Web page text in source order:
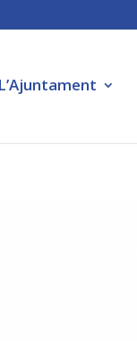
L’Ajuntament